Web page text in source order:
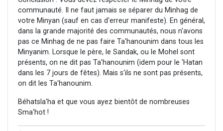
communauté. Il ne faut jamais se séparer du Minhag de
votre Minyan (sauf en cas d'erreur manifeste). En général,
dans la grande majorité des communautés, nous n'avons
pas ce Minhag de ne pas faire Ta'hanounim dans tous les
Minyanim. Lorsque le père, le Sandak, ou le Mohel sont
présents, on ne dit pas Ta'hanounim (idem pour le 'Hatan
dans les 7 jours de fêtes). Mais s'ils ne sont pas présents,
on dit les Ta'hanounim.
Béhatsla'ha et que vous ayez bientôt de nombreuses
Sma'hot !